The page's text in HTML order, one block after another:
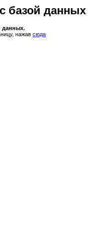
базой данных
данных.
нажав сюда